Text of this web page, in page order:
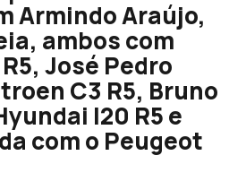
Armindo Araújo,
ambos com
José Pedro
C3 R5, Bruno
I20 R5 e
com o Peugeot